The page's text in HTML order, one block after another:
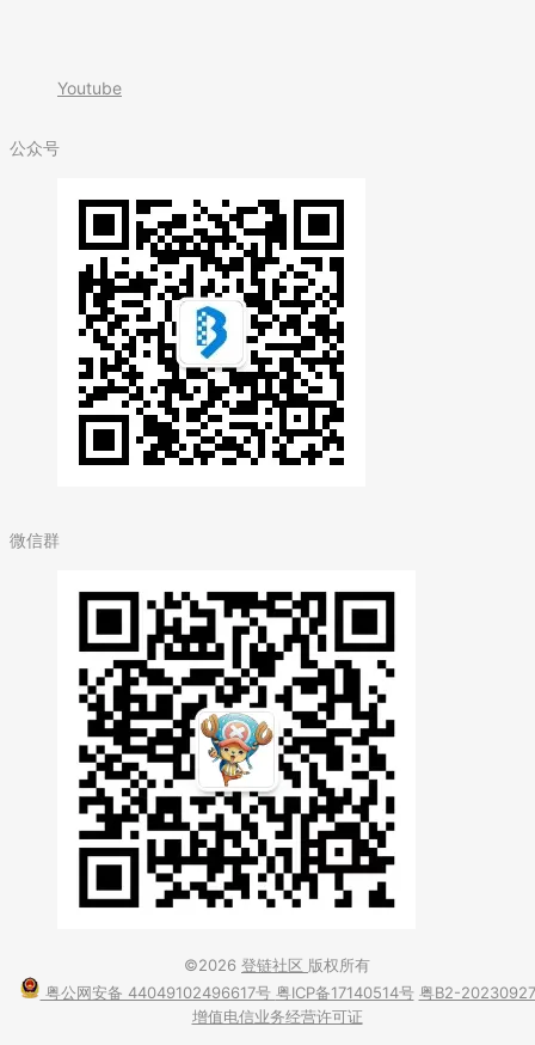
Youtube
公众号
微信群
©2026 登链社区 版权所有
粤公网安备 44049102496617号 粤ICP备17140514号 粤B2-20230927
增值电信业务经营许可证